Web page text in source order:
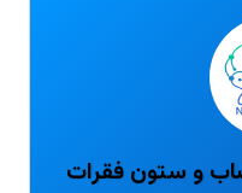
و ستون فقرات